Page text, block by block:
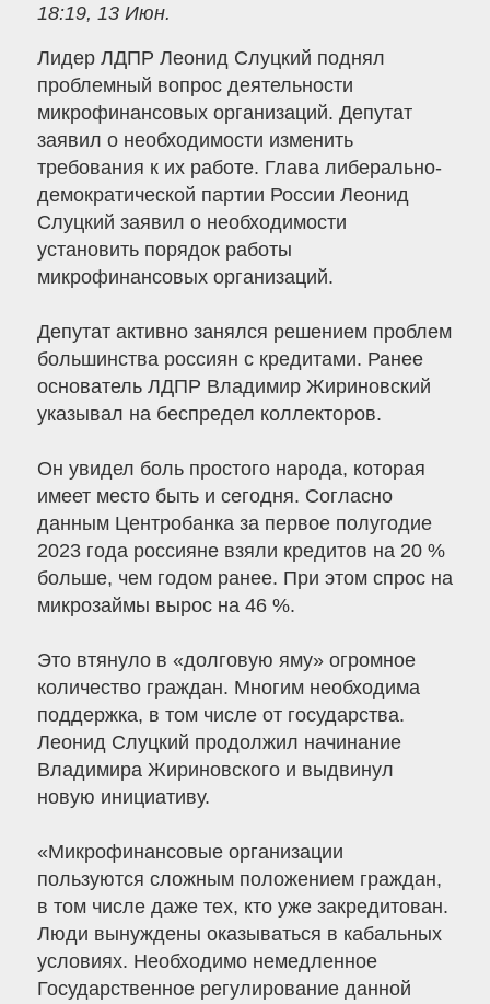
18:19, 13 Июн.
Лидер ЛДПР Леонид Слуцкий поднял
проблемный вопрос деятельности
микрофинансовых организаций. Депутат
заявил о необходимости изменить
требования к их работе. Глава либерально-
демократической партии России Леонид
Слуцкий заявил о необходимости
установить порядок работы
микрофинансовых организаций.
Депутат активно занялся решением проблем
большинства россиян с кредитами. Ранее
основатель ЛДПР Владимир Жириновский
указывал на беспредел коллекторов.
Он увидел боль простого народа, которая
имеет место быть и сегодня. Согласно
данным Центробанка за первое полугодие
2023 года россияне взяли кредитов на 20 %
больше, чем годом ранее. При этом спрос на
микрозаймы вырос на 46 %.
Это втянуло в «долговую яму» огромное
количество граждан. Многим необходима
поддержка, в том числе от государства.
Леонид Слуцкий продолжил начинание
Владимира Жириновского и выдвинул
новую инициативу.
«Микрофинансовые организации
пользуются сложным положением граждан,
в том числе даже тех, кто уже закредитован.
Люди вынуждены оказываться в кабальных
условиях. Необходимо немедленное
Государственное регулирование данной